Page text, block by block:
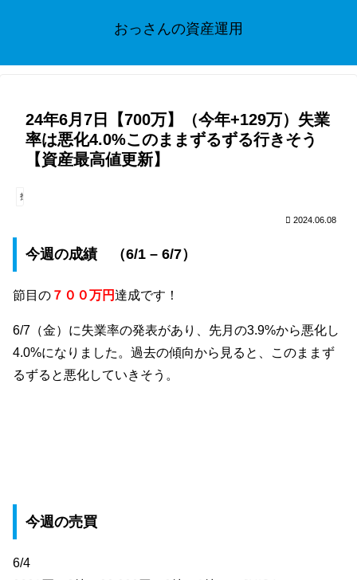
おっさんの資産運用
24年6月7日【700万】（今年+129万）失業
率は悪化4.0%このままずるずる行きそう
【資産最高値更新】
投資
2024.06.08
今週の成績 （6/1 – 6/7）
節目の ７００万円達成です！
6/7（金）に失業率の発表があり、先月の3.9%から悪化し
4.0%になりました。過去の傾向から見ると、このままず
るずると悪化していきそう。
今週の売買
6/4